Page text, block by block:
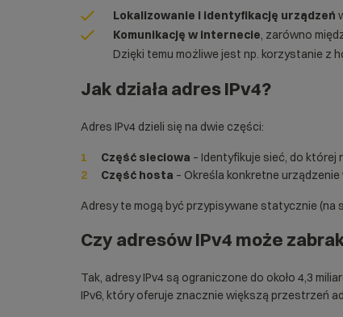
Lokalizowanie i identyfikację urządzeń
Komunikację w internecie, zarówno
Dzięki temu możliwe jest np. korzystanie z
Jak działa adres IPv4?
Adres IPv4 dzieli się na dwie części:
Część sieciowa – Identyfikuje sieć, do której
Część hosta – Określa konkretne urządzenie
Adresy te mogą być przypisywane statycznie (na
Czy adresów IPv4 może
Tak, adresy IPv4 są ograniczone do około 4,3
IPv6, który oferuje znacznie większą przestrzeń